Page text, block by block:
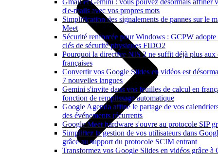
Gmail et Gemini : vous pouvez désormais affiner
d'e-mails avec vos propres mots
Simplification des signalements de pannes sur le
Meet
Sécurité renforcée pour Windows : GCPW adopte
clés de sécurité physiques FIDO2
Pourquoi la directive NIS 2 ne suffit déjà plus aux
françaises
Convertir vos Google Slides en vidéos est
7 nouvelles langues
Gemini s'invite dans vos feuilles de calcul en
fonction de remplissage automatique
Google Agenda affine le partage de vos
des événements récurrents
Google Meet hardware s'ouvre au protocole SIP
Simplifiez la gestion de vos utilisateurs dans
grâce au support du protocole SCIM entrant
Transformez vos Google Slides en vidéos grâce à